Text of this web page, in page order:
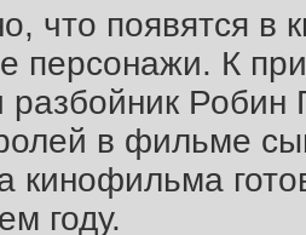
что появятся в
персонажи. К
Робин
в фильме
кинофильма
году.